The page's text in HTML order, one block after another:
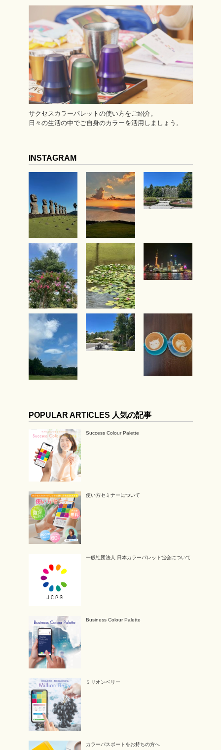
サクセスカラーパレットの使い方をご紹介。
日々の生活の中でご自身のカラーを活用しましょう。
INSTAGRAM
POPULAR ARTICLES 人気の記事
Success Colour Palette
使い方セミナーについて
一般社団法人 日本カラーパレット協会について
Business Colour Palette
ミリオンベリー
カラーパスポートをお持ちの方へ